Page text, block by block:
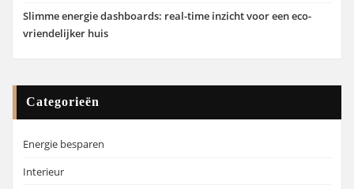
Slimme energie dashboards: real-time inzicht voor een eco-
vriendelijker huis
Categorieën
Energie besparen
Interieur